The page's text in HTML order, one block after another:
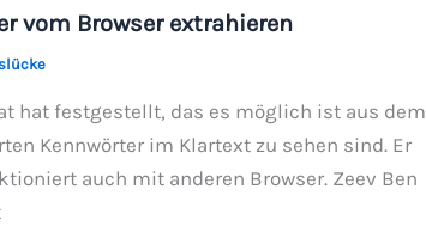
vom Browser extrahieren
hat festgestellt, das es möglich ist aus dem
Kennwörter im Klartext zu sehen sind. Er
auch mit anderen Browser. Zeev Ben